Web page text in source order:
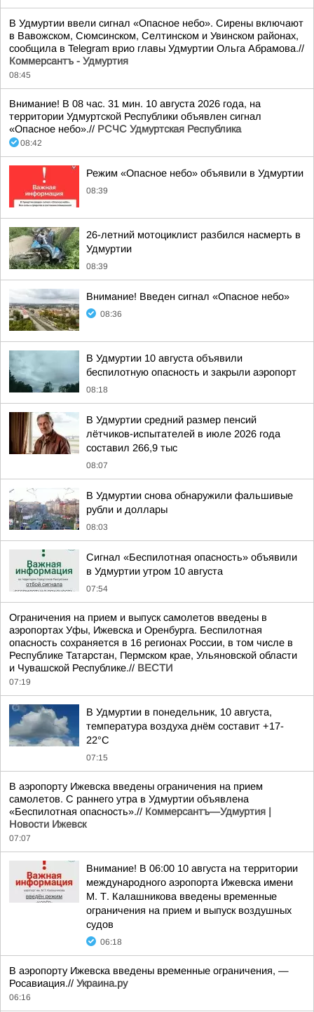
В Удмуртии ввели сигнал «Опасное небо». Сирены включают
в Вавожском, Сюмсинском, Селтинском и Увинском районах,
сообщила в Telegram врио главы Удмуртии Ольга Абрамова.//
Коммерсантъ - Удмуртия
08:45
Внимание! В 08 час. 31 мин. 10 августа 2026 года, на
территории Удмуртской Республики объявлен сигнал
«Опасное небо».// РСЧС Удмуртская Республика
08:42
Режим «Опасное небо» объявили в Удмуртии
08:39
26-летний мотоциклист разбился насмерть в
Удмуртии
08:39
Внимание! Введен сигнал «Опасное небо»
08:36
В Удмуртии 10 августа объявили
беспилотную опасность и закрыли аэропорт
08:18
В Удмуртии средний размер пенсий
лётчиков-испытателей в июле 2026 года
составил 266,9 тыс
08:07
В Удмуртии снова обнаружили фальшивые
рубли и доллары
08:03
Сигнал «Беспилотная опасность» объявили
в Удмуртии утром 10 августа
07:54
Ограничения на прием и выпуск самолетов введены в
аэропортах Уфы, Ижевска и Оренбурга. Беспилотная
опасность сохраняется в 16 регионах России, в том числе в
Республике Татарстан, Пермском крае, Ульяновской области
и Чувашской Республике.// ВЕСТИ
07:19
В Удмуртии в понедельник, 10 августа,
температура воздуха днём составит +17-
22°С
07:15
В аэропорту Ижевска введены ограничения на прием
самолетов. С раннего утра в Удмуртии объявлена
«Беспилотная опасность».// Коммерсантъ—Удмуртия |
Новости Ижевск
07:07
Внимание! В 06:00 10 августа на территории
международного аэропорта Ижевска имени
М. Т. Калашникова введены временные
ограничения на прием и выпуск воздушных
судов
06:18
В аэропорту Ижевска введены временные ограничения, —
Росавиация.// Украина.ру
06:16